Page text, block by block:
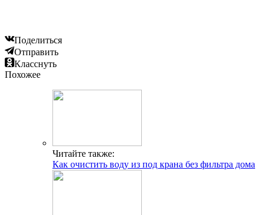
Поделиться
Отправить
Класснуть
Похожее
Читайте также:
Как очистить воду из под крана без фильтра дома